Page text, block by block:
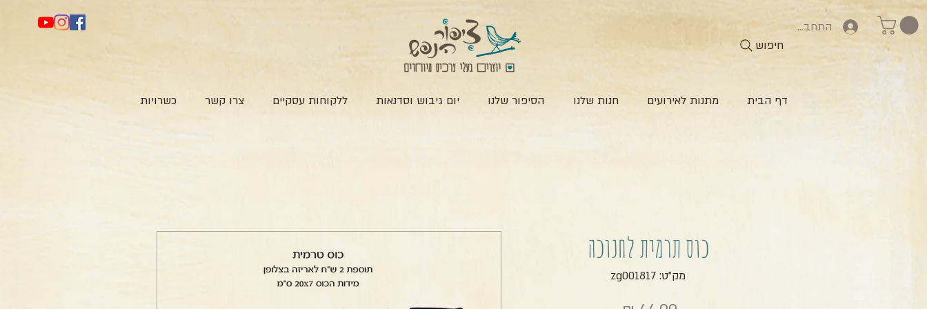
התחברות
חיפוש
דף הבית מתנות לאירועים חנות שלנו הסיפור שלנו יום גיבוש וסדנאות ללקוחות עסקיים צרו קשר כשרויות
כוס תרמית לחנוכה
מק"ט: zg001817